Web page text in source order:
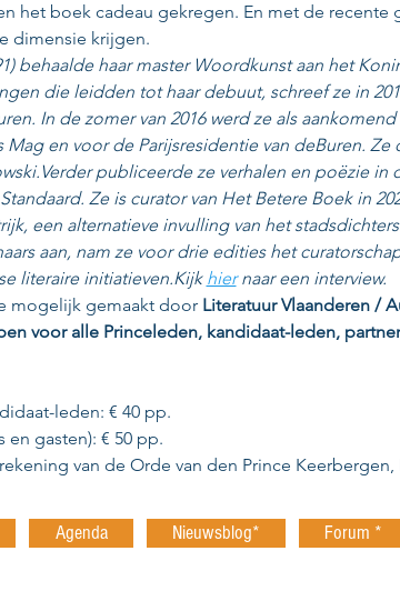
het boek cadeau gekregen. En met de recente
dimensie krijgen.
behaalde haar master Woordkunst aan het
die leidden tot haar debuut, schreef ze in
In de zomer van 2016 werd ze als
Mag en voor de Parijsresidentie van deBuren.
publiceerde ze verhalen en poëzie
Ze is curator van Het Betere Boek in
een alternatieve invulling van het
aan, nam ze voor drie edities het
literaire initiatieven.Kijk hier naar een interview.
mogelijk gemaakt door Literatuur Vlaanderen /
voor alle Princeleden, kandidaat-leden,
leden: € 40 pp.
en gasten): € 50 pp.
van de Orde van den Prince Keerbergen,
Agenda Nieuwsblog* Forum *